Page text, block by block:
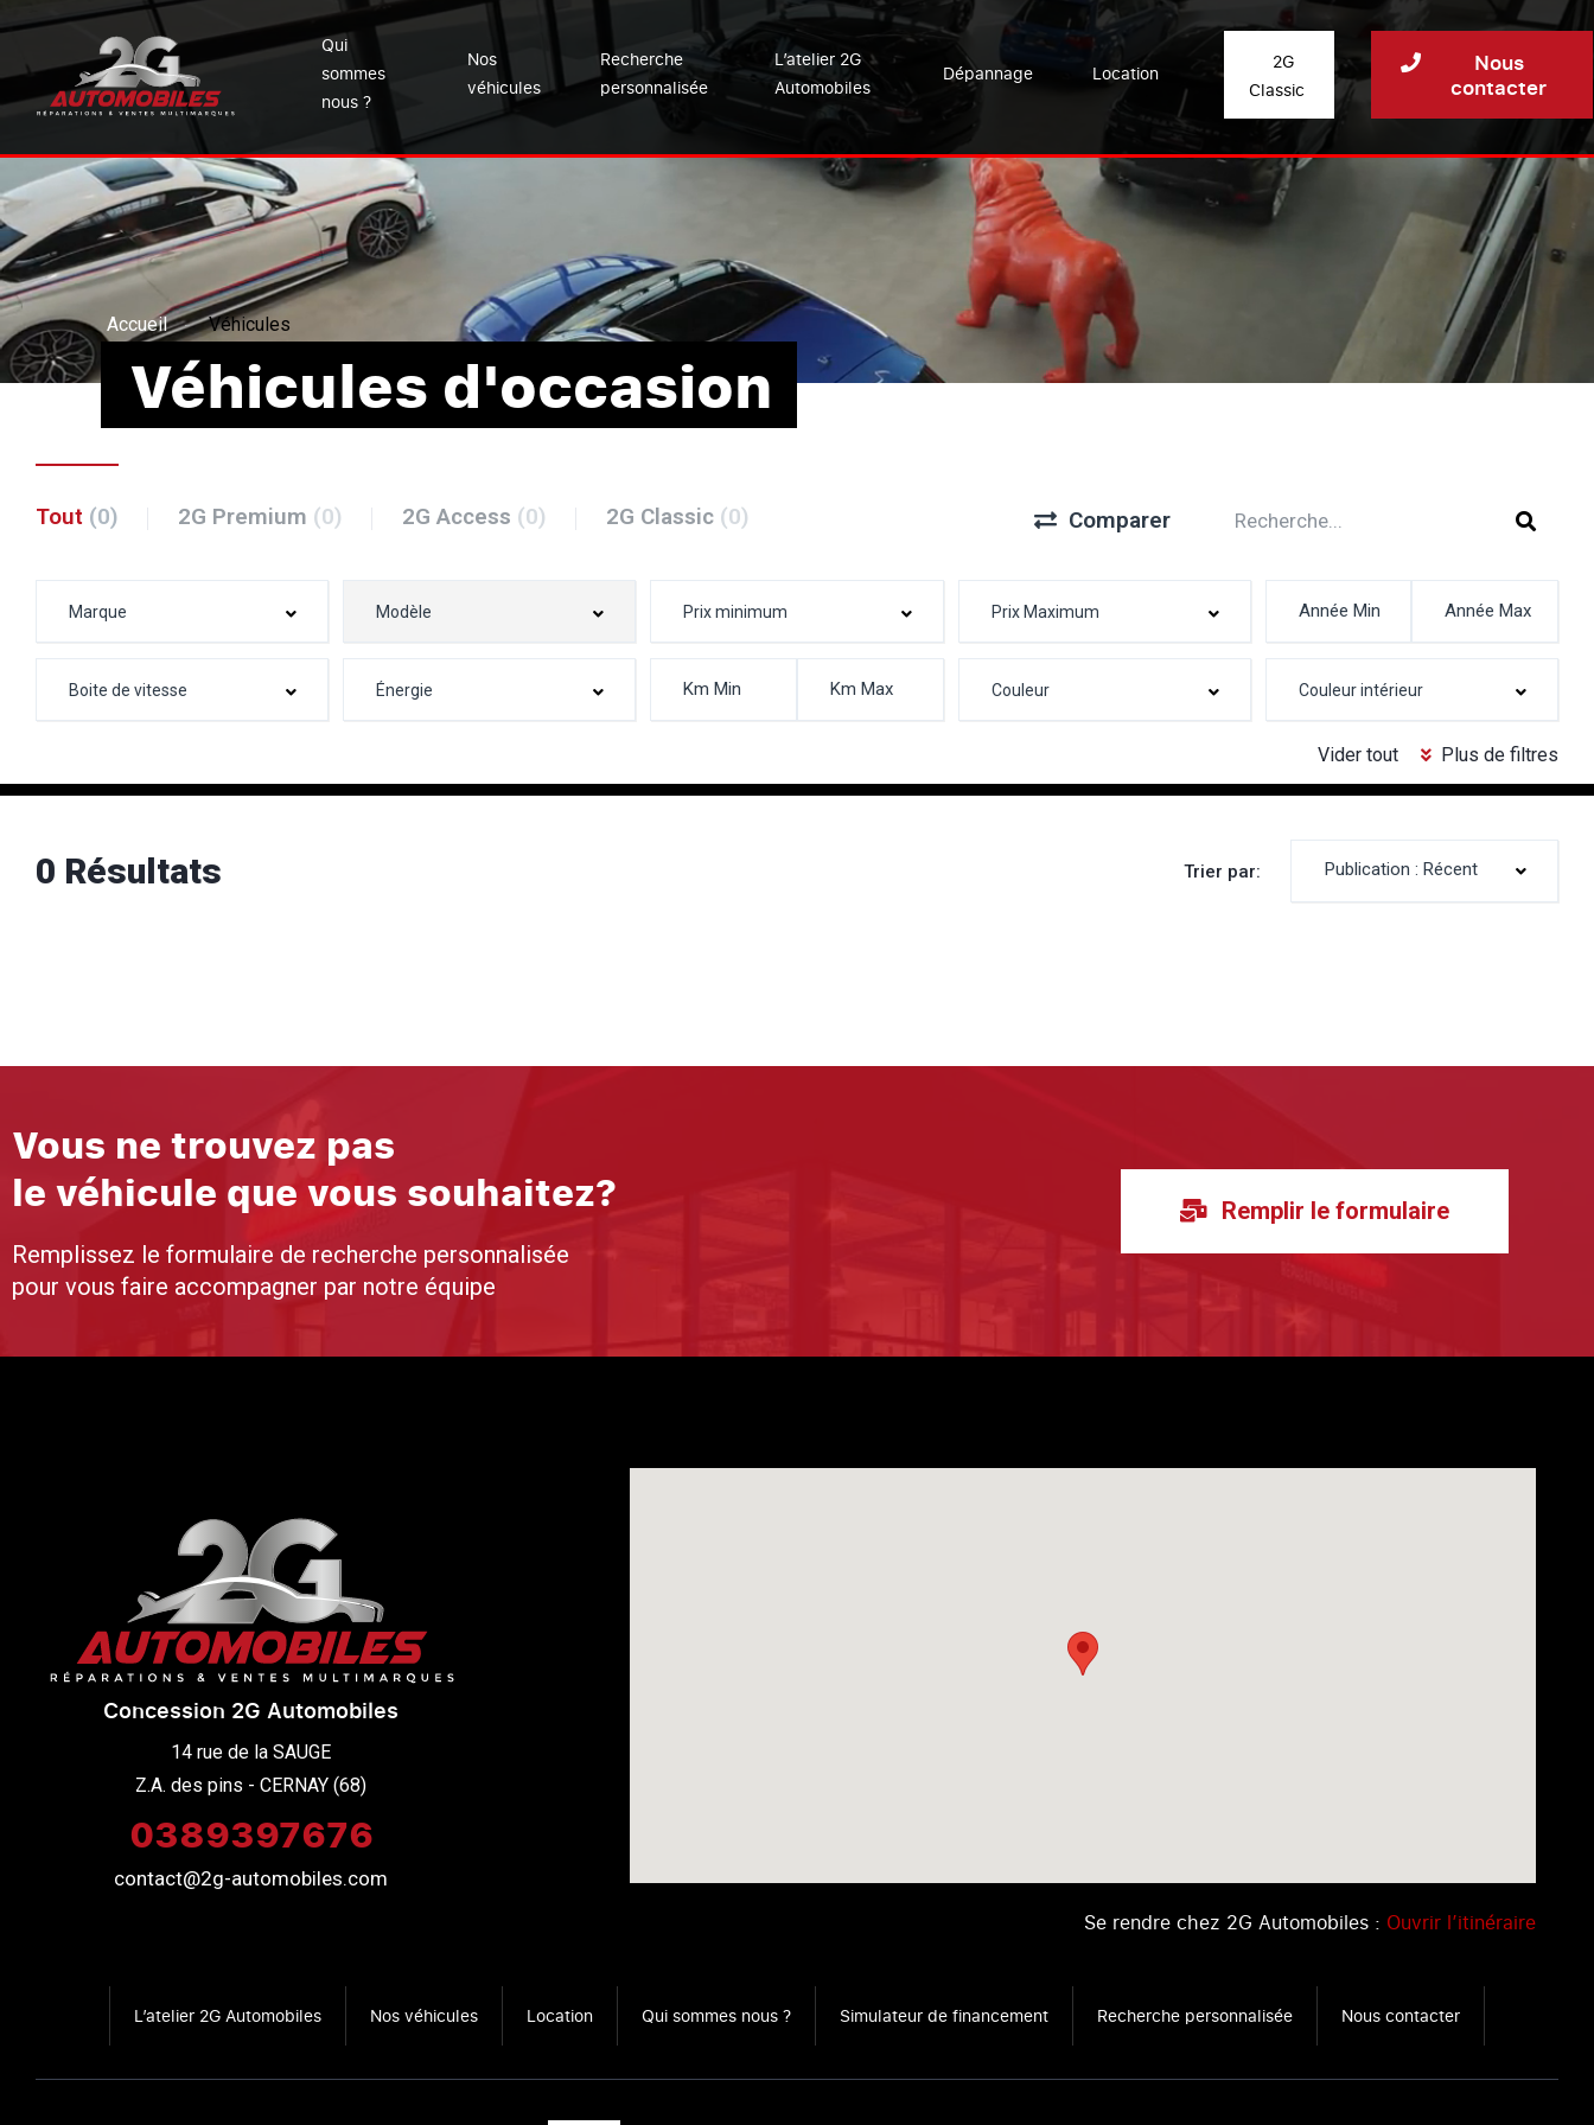
Qui
sommes
nous ?
Nos
véhicules
Recherche
personnalisée
L’atelier 2G
Automobiles
Dépannage Location
2G
Classic
Nous
contacter
Accueil Véhicules
Véhicules d'occasion
Vider tout Plus de filtres
Tout (0) 2G Premium (0) 2G Access (0) 2G Classic (0) Comparer
0 Résultats Trier par: Publication : Récent
Vous ne trouvez pas
le véhicule que vous souhaitez?
Remplissez le formulaire de recherche personnalisée
pour vous faire accompagner par notre équipe
Remplir le formulaire
Concession 2G Automobiles
14 rue de la SAUGE
Z.A. des pins - CERNAY (68)
0389397676
contact@2g-automobiles.com
Se rendre chez 2G Automobiles : Ouvrir l’itinéraire
L’atelier 2G Automobiles Nos véhicules Location Qui sommes nous ? Simulateur de financement Recherche personnalisée Nous contacter